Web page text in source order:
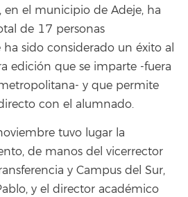
en el municipio de Adeje, ha
de 17 personas
sido considerado un éxito al
edición que se imparte -fuera
y que permite
con el alumnado.
tuvo lugar la
de manos del vicerrector
y Campus del Sur,
y el director académico